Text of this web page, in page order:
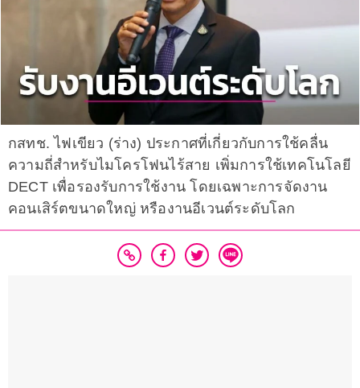
กสทช. ไฟเขียว (ร่าง) ประกาศที่เกี่ยวกับการใช้คลื่น
ความถี่สำหรับไมโครโฟนไร้สาย เพิ่มการใช้เทคโนโลยี
DECT เพื่อรองรับการใช้งาน โดยเฉพาะการจัดงาน
คอนเสิร์ตขนาดใหญ่ หรืองานอีเวนต์ระดับโลก